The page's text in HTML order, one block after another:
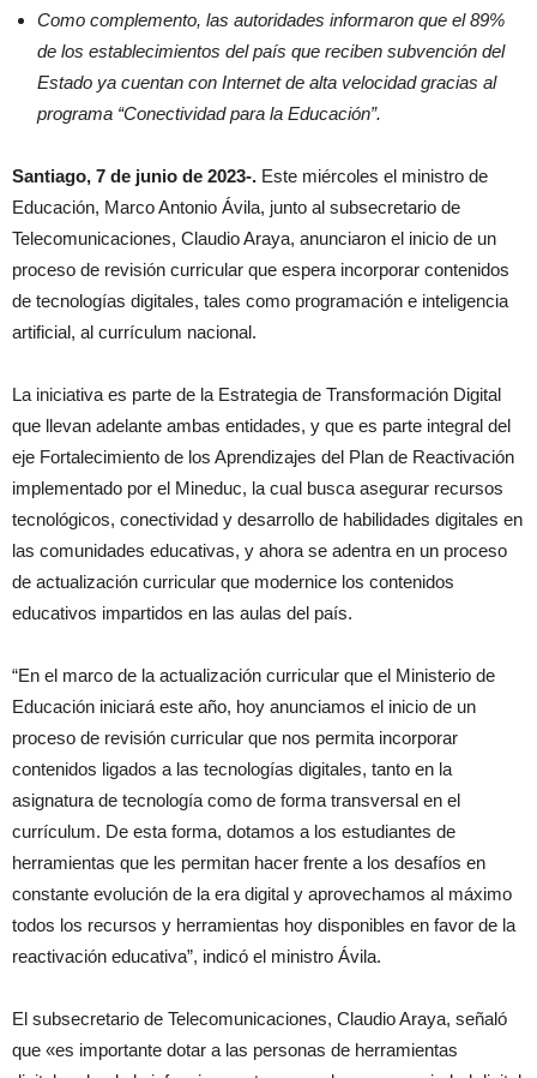
Como complemento, las autoridades informaron que el 89%
de los establecimientos del país que reciben subvención del
Estado ya cuentan con Internet de alta velocidad gracias al
programa “Conectividad para la Educación”.
Santiago, 7 de junio de 2023-. Este miércoles el ministro de
Educación, Marco Antonio Ávila, junto al subsecretario de
Telecomunicaciones, Claudio Araya, anunciaron el inicio de un
proceso de revisión curricular que espera incorporar contenidos
de tecnologías digitales, tales como programación e inteligencia
artificial, al currículum nacional.
La iniciativa es parte de la Estrategia de Transformación Digital
que llevan adelante ambas entidades, y que es parte integral del
eje Fortalecimiento de los Aprendizajes del Plan de Reactivación
implementado por el Mineduc, la cual busca asegurar recursos
tecnológicos, conectividad y desarrollo de habilidades digitales en
las comunidades educativas, y ahora se adentra en un proceso
de actualización curricular que modernice los contenidos
educativos impartidos en las aulas del país.
“En el marco de la actualización curricular que el Ministerio de
Educación iniciará este año, hoy anunciamos el inicio de un
proceso de revisión curricular que nos permita incorporar
contenidos ligados a las tecnologías digitales, tanto en la
asignatura de tecnología como de forma transversal en el
currículum. De esta forma, dotamos a los estudiantes de
herramientas que les permitan hacer frente a los desafíos en
constante evolución de la era digital y aprovechamos al máximo
todos los recursos y herramientas hoy disponibles en favor de la
reactivación educativa”, indicó el ministro Ávila.
El subsecretario de Telecomunicaciones, Claudio Araya, señaló
que «es importante dotar a las personas de herramientas